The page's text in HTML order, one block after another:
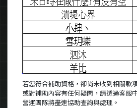
若您符合補助資格，卻尚未收到相關款
或對補助內容有任何疑問，請透過客服
營運團隊將盡速協助查詢與處理。